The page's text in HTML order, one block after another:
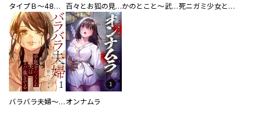
タイプＢ～48時間後、致死率100％～【単話】 百々とお狐の見習い巫女生活【単行本版】 かのとこと～武蔵花町怪話譚～ 【連載版】 死ニガミ少女とスマホ神
バラバラ夫婦～手足をなくした夫はまだ生きてる オンナムラ